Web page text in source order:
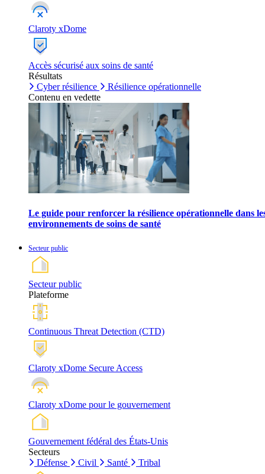
Claroty xDome
Accès sécurisé aux soins de santé
Résultats
Cyber résilience
Résilience opérationnelle
Contenu en vedette
Le guide pour renforcer la résilience opérationnelle dans
environnements de soins de santé
Secteur public
Secteur public
Plateforme
Continuous Threat Detection (CTD)
Claroty xDome Secure Access
Claroty xDome pour le gouvernement
Gouvernement fédéral des États-Unis
Secteurs
Défense
Civil Santé Tribal